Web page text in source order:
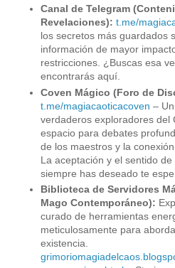
Canal de Telegram
Revelaciones): t.me/
los secretos más guardados
información de mayor
restricciones. ¿Buscas esa
encontrarás aquí.
Coven Mágico (Foro de
t.me/magiacaoticacoven –
verdaderos exploradores del
espacio para debates
de los maestros y la
La aceptación y el sentido
siempre has deseado te
Biblioteca de Servidores
Mago Contemporáneo):
curado de herramientas
meticulosamente para
existencia.